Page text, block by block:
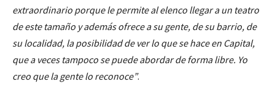
extraordinario porque le permite al elenco llegar a un teatro
de este tamaño y además ofrece a su gente, de su barrio, de
su localidad, la posibilidad de ver lo que se hace en Capital,
que a veces tampoco se puede abordar de forma libre. Yo
creo que la gente lo reconoce”.